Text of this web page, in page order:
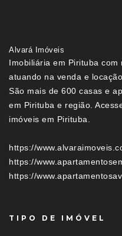
Alvará Imóveis
Imobiliária em Pirituba com
atuando na venda e
São mais de 600 casas e
em Pirituba e região.
imóveis em Pirituba.
https://
https://
https://
TIPO DE IMÓVEL